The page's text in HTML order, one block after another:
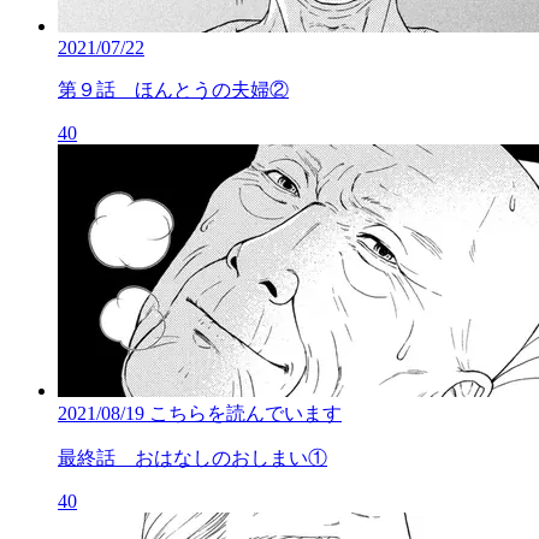
2021/07/22
第９話 ほんとうの夫婦②
40
2021/08/19 こちらを読んでいます
最終話 おはなしのおしまい①
40